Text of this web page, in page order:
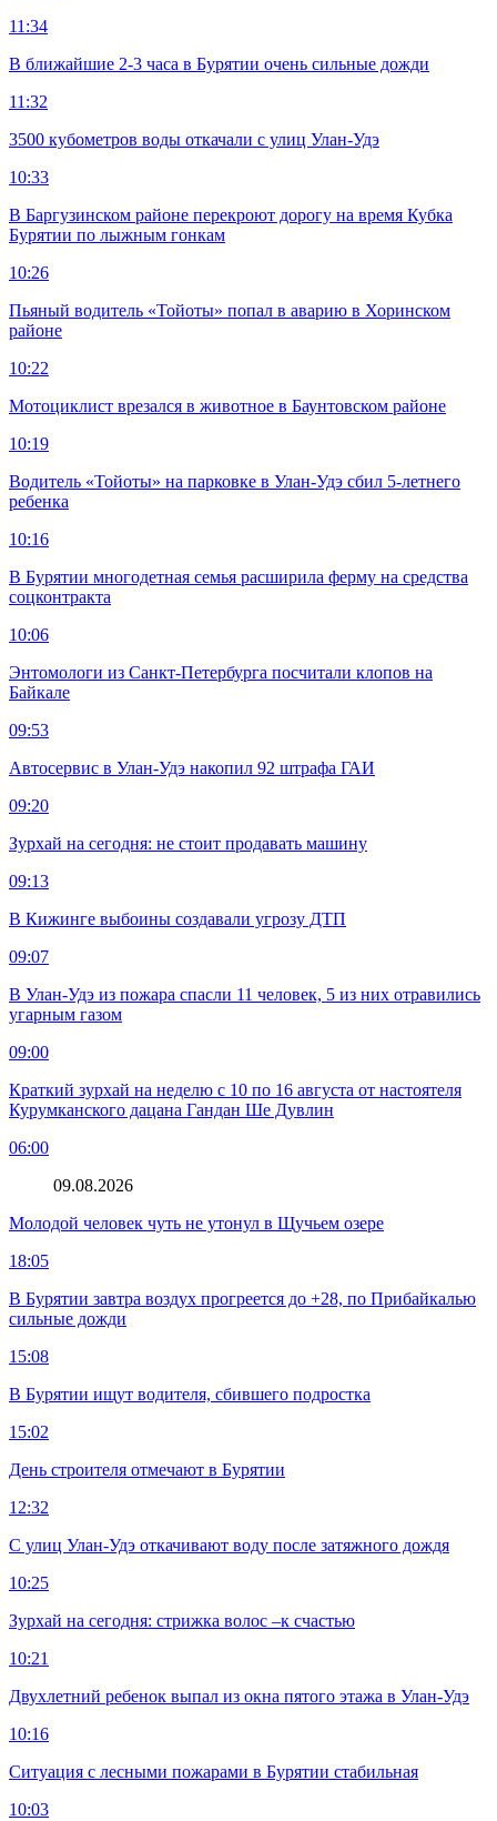
11:34
В ближайшие 2-3 часа в Бурятии очень сильные дожди
11:32
3500 кубометров воды откачали с улиц Улан-Удэ
10:33
В Баргузинском районе перекроют дорогу на время Кубка
Бурятии по лыжным гонкам
10:26
Пьяный водитель «Тойоты» попал в аварию в Хоринском
районе
10:22
Мотоциклист врезался в животное в Баунтовском районе
10:19
Водитель «Тойоты» на парковке в Улан-Удэ сбил 5-летнего
ребенка
10:16
В Бурятии многодетная семья расширила ферму на средства
соцконтракта
10:06
Энтомологи из Санкт-Петербурга посчитали клопов на
Байкале
09:53
Автосервис в Улан-Удэ накопил 92 штрафа ГАИ
09:20
Зурхай на сегодня: не стоит продавать машину
09:13
В Кижинге выбоины создавали угрозу ДТП
09:07
В Улан-Удэ из пожара спасли 11 человек, 5 из них отравились
угарным газом
09:00
Краткий зурхай на неделю с 10 по 16 августа от настоятеля
Курумканского дацана Гандан Ше Дувлин
06:00
09.08.2026
Молодой человек чуть не утонул в Щучьем озере
18:05
В Бурятии завтра воздух прогреется до +28, по Прибайкалью
сильные дожди
15:08
В Бурятии ищут водителя, сбившего подростка
15:02
День строителя отмечают в Бурятии
12:32
С улиц Улан-Удэ откачивают воду после затяжного дождя
10:25
Зурхай на сегодня: стрижка волос –к счастью
10:21
Двухлетний ребенок выпал из окна пятого этажа в Улан-Удэ
10:16
Ситуация с лесными пожарами в Бурятии стабильная
10:03